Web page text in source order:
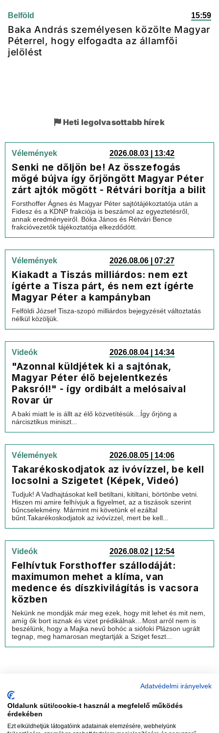
Belföld 15:59
Baka András személyesen közölte Magyar
Péterrel, hogy elfogadta az államfői
jelölést
Heti legolvasottabb hírek
Vélemények 2026.08.03 | 13:42
Senki ne dőljön be! Az összefogás
mögé bújva így őrjöngött Magyar Péter
zárt ajtók mögött - Rétvári borítja a bilit
Forsthoffer Ágnes és Magyar Péter sajtótájékoztatója után a
Fidesz és a KDNP frakciója is beszámol az egyeztetésről,
annak eredményeiről. Bóka János és Rétvári Bence
frakcióvezetők tájékoztatója elkezdődött.
Vélemények 2026.08.06 | 07:27
Kiakadt a Tiszás milliárdos: nem ezt
ígérte a Tisza párt, és nem ezt ígérte
Magyar Péter a kampányban
Felföldi József Tisza-szopó milliárdos bejegyzését változtatás
nélkül közöljük.
Videók 2026.08.04 | 14:34
"Azonnal küldjétek ki a sajtónak,
Magyar Péter élő bejelentkezés
Paksról!" - így ordibált a melósaival
Rovar úr
A baki miatt le is állt az élő közvetítésük…Így őrjöng a
nárcisztikus miniszt...
Vélemények 2026.08.05 | 14:06
Takarékoskodjatok az ivóvízzel, be kell
locsolni a Szigetet (Képek, Videó)
Tudjuk! A Vadhajtásokat kell betiltani, kitiltani, börtönbe vetni.
Hiszen mi amire felhívjuk a figyelmet, az a tiszások szerint
bűncselekmény. Mármint mi követünk el ezáltal
bűnt.Takarékoskodjatok az ivóvízzel, mert be kell...
Videók 2026.08.02 | 12:54
Felhívtuk Forsthoffer szállodáját:
maximumon mehet a klíma, van
medence és díszkivilágítás is vacsora
közben
Nekünk ne mondják már meg ezek, hogy mit lehet és mit nem,
amíg ők bort isznak és vizet prédikálnak…Most arról nem is
beszélünk, hogy a Majka nevű bohóc a siófoki Plázson ugrált
tegnap, meg hamarosan megtartják a Sziget feszt...
Adatvédelmi irányelvek
Oldalunk süti/cookie-t használ a megfelelő működés
érdekében
Ezt elküldhetjük látogatóink adatainak elemzésére, webhelyünk